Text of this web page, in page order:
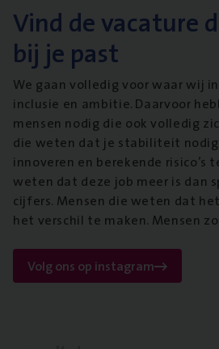
Vind de vacature
bij je past
We gaan volledig voor waar wij
inclusie en ambitie. Daarvoor
mensen nodig die ook volledig
die weten dat je stabiliteit
innoveren en berekende risico’s
weten dat deze job meer is dan
cijfers. Mensen die weten dat
het verschil te maken. Mensen
Volg ons op instagram